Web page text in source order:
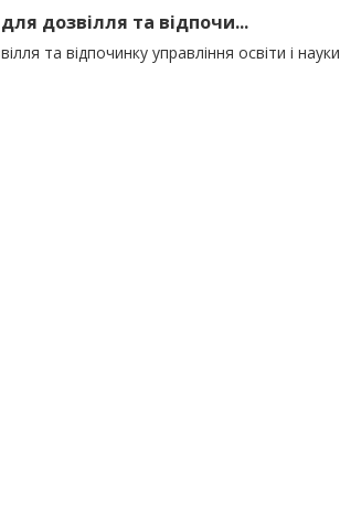
дозвілля та відпочи...
та відпочинку управління освіти і науки